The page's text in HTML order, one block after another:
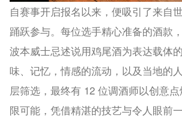
自赛事开启报名以来，便吸引了来自
踊跃参与。每位选手精心准备的酒款
波本威士忌述说用鸡尾酒为表达载体
味、记忆，情感的流动，以及当地的
层筛选，最终有 12 位调酒师以创意
限可能，凭借精湛的技艺与令人眼前